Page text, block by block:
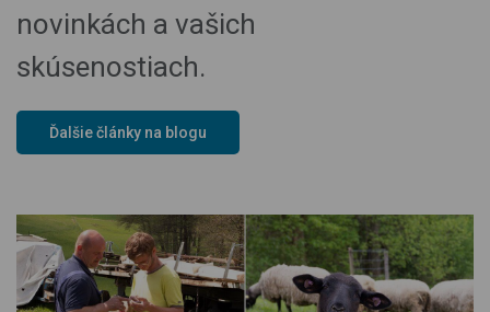
novinkách a vašich
skúsenostiach.
Ďalšie články na blogu